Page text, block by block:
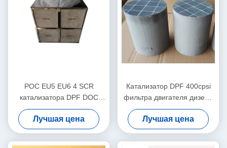
POC EU5 EU6 4 SCR
катализатора DPF DOC
палладиума родия
дизельный в одном модуле
Лучшая цена
Катализатор DPF 400cpsi
фильтра двигателя дизеля
частичный от газа кабеля
извлекает черный дым
Лучшая цена